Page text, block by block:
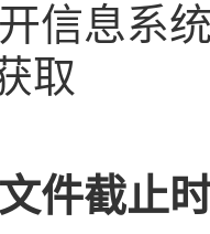
信息系
取
件截止